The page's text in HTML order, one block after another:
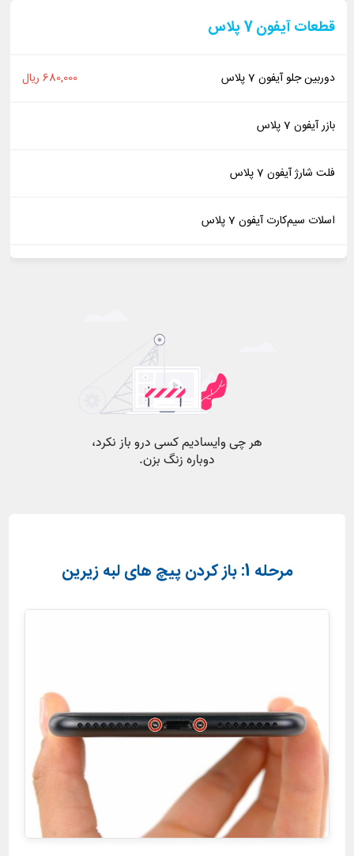
قطعات آیفون 7 پلاس
دوربین جلو آیفون 7 پلاس 680,000 ریال
بازر آیفون 7 پلاس
فلت شارژ آیفون 7 پلاس
اسلات سیم‌کارت آیفون 7 پلاس
مرحله 1: باز کردن پیچ های لبه زیرین